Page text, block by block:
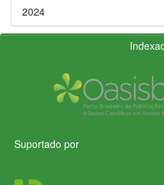
2024
Suportado por